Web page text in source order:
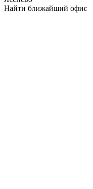
Найти ближайший офис